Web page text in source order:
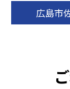
広島市